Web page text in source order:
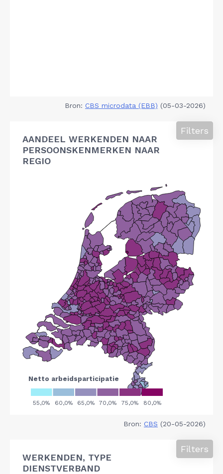
Bron: CBS microdata (EBB) (05-03-2026)
AANDEEL WERKENDEN NAAR
PERSOONSKENMERKEN NAAR
REGIO
Filters
Bron: CBS (20-05-2026)
WERKENDEN, TYPE
DIENSTVERBAND
Filters